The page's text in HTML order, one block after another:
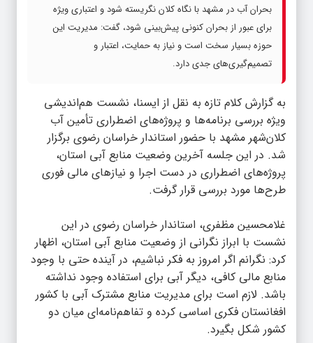
بحران آب در مشهد با نگاه کلان نگریسته شود و اعتباری ویژه
برای عبور از بحران کنونی پیش‌بینی شود، گفت: مدیریت این
حوزه بسیار سخت است و نیاز به حمایت، اعتبار و
تصمیم‌گیری‌های جدی دارد.
به گزارش کلام تازه به نقل از ایسنا، نشست هم‌اندیشی
ویژه‌ بررسی برنامه‌ها و پروژه‌های اضطراری تأمین آب
کلان‌شهر مشهد با حضور استاندار خراسان رضوی برگزار
شد. در این جلسه آخرین وضعیت منابع آبی استان،
پروژه‌های اضطراری در دست اجرا و نیازهای مالی فوری
طرح‌ها مورد بررسی قرار گرفت.
غلامحسین مظفری، استاندار خراسان رضوی در این
نشست با ابراز نگرانی از وضعیت منابع آبی استان، اظهار
کرد: نگرانم اگر امروز به فکر نباشیم، در آینده حتی با وجود
منابع مالی کافی، دیگر آبی برای استفاده وجود نداشته
باشد. لازم است برای مدیریت منابع مشترک آبی با کشور
افغانستان فکری اساسی کرده و تفاهم‌نامه‌ای میان دو
کشور شکل بگیرد.